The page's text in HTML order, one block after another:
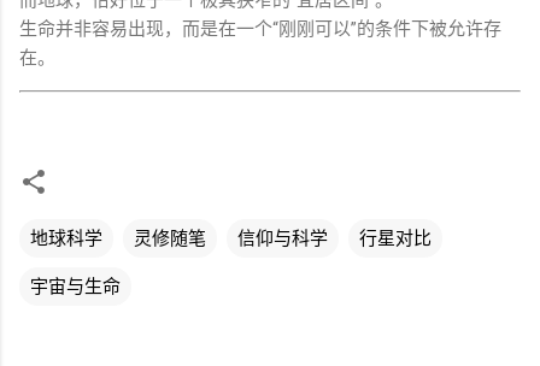
生命并非容易出现，而是在一个“刚刚可以”的条件下被允许存
在。
地球科学 灵修随笔 信仰与科学 行星对比
宇宙与生命